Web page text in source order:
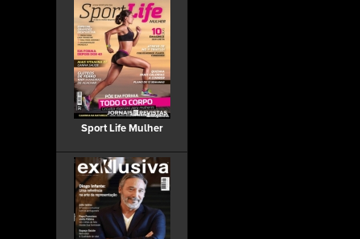
Sport Life Mulher